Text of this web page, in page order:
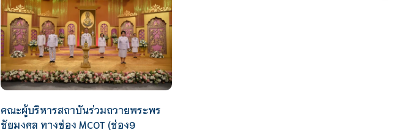
คณะผู้บริหารสถาบันร่วมถวายพระพร
ชัยมงคล ทางช่อง MCOT (ช่อง9